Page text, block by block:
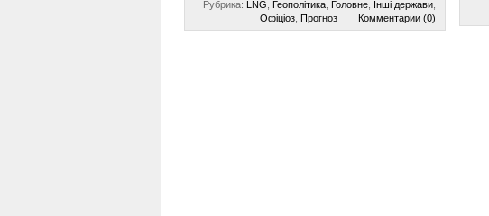
Рубрика: LNG Геополітика, Головне, Інші держави,
Офіціоз, Прогноз Комментарии (0)